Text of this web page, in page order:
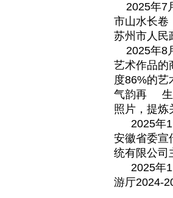
2025年7
市山水长卷
苏州市人民
2025年8
艺术作品的
度86%的艺
气韵再 生
照片，提炼
2025年
安徽省委宣
统有限公司
2025年
游厅2024-